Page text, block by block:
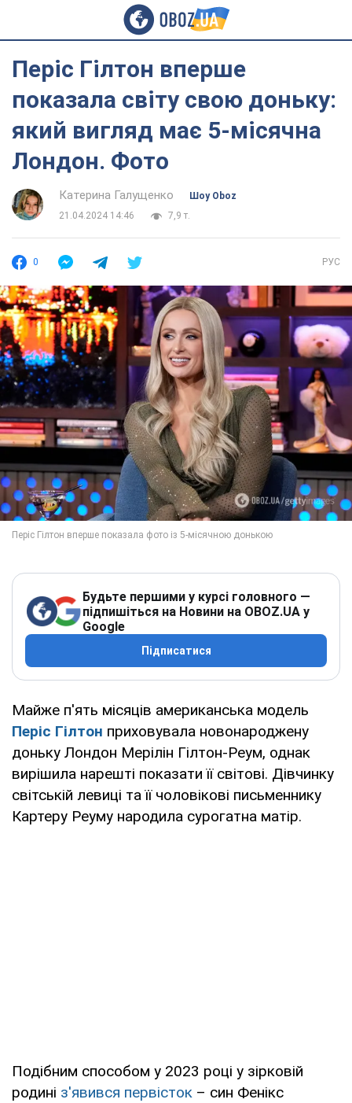
Періс Гілтон вперше
показала світу свою доньку:
який вигляд має 5-місячна
Лондон. Фото
Катерина Галущенко
Шоу Oboz
21.04.2024 14:46
7,9 т.
0 РУС
Будьте першими у курсі головного —
підпишіться на Новини на OBOZ.UA у
Google
Підписатися
Майже п'ять місяців американська модель
Періс Гілтон приховувала новонароджену
доньку Лондон Мерілін Гілтон-Реум, однак
вирішила нарешті показати її світові. Дівчинку
світській левиці та її чоловікові письменнику
Картеру Реуму народила сурогатна матір.
Подібним способом у 2023 році у зірковій
родині з'явився первісток – син Фенікс